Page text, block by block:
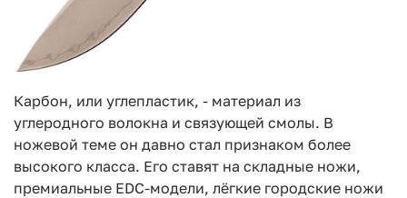
Карбон, или углепластик, - материал из
углеродного волокна и связующей смолы. В
ножевой теме он давно стал признаком более
высокого класса. Его ставят на складные ножи,
премиальные EDC-модели, лёгкие городские ножи